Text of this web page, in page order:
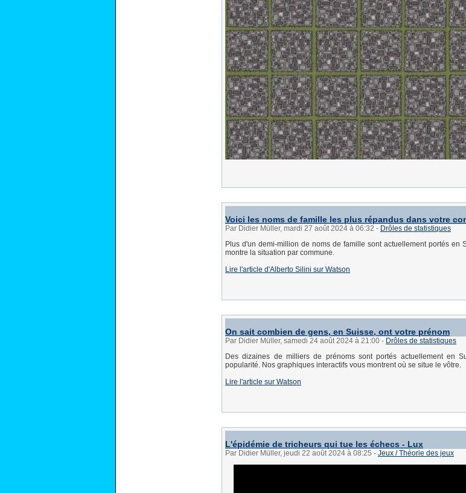
Voici les noms de famille les plus répandus dans votre
Par Didier Müller, mardi 27 août 2024 à 06:32 - Drôles de statistiques
Plus d'un demi-million de noms de famille sont actuellement portés en
montre la situation par commune.
Lire l'article d'Alberto Silini sur Watson
On sait combien de gens, en Suisse, ont votre prénom
Par Didier Müller, samedi 24 août 2024 à 21:00 - Drôles de statistiques
Des dizaines de milliers de prénoms sont portés actuellement en
popularité. Nos graphiques interactifs vous montrent où se situe le vôtre.
Lire l'article sur Watson
L'épidémie de tricheurs qui tue les échecs - Lux
Par Didier Müller, jeudi 22 août 2024 à 08:25 - Jeux / Théorie des jeux